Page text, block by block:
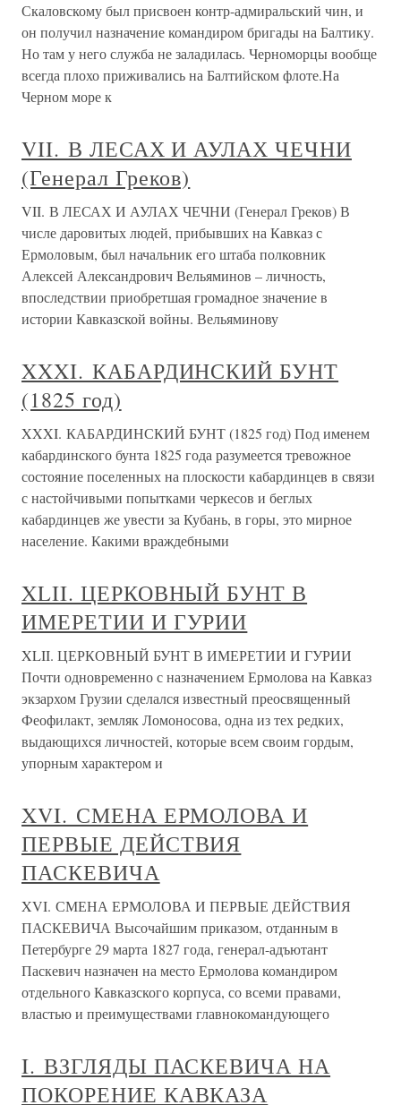
Скаловскому был присвоен контр-адмиральский чин, и
он получил назначение командиром бригады на Балтику.
Но там у него служба не заладилась. Черноморцы вообще
всегда плохо приживались на Балтийском флоте.На
Черном море к
VII. В ЛЕСАХ И АУЛАХ ЧЕЧНИ
(Генерал Греков)
VII. В ЛЕСАХ И АУЛАХ ЧЕЧНИ (Генерал Греков) В
числе даровитых людей, прибывших на Кавказ с
Ермоловым, был начальник его штаба полковник
Алексей Александрович Вельяминов – личность,
впоследствии приобретшая громадное значение в
истории Кавказской войны. Вельяминову
XXXI. КАБАРДИНСКИЙ БУНТ
(1825 год)
XXXI. КАБАРДИНСКИЙ БУНТ (1825 год) Под именем
кабардинского бунта 1825 года разумеется тревожное
состояние поселенных на плоскости кабардинцев в связи
с настойчивыми попытками черкесов и беглых
кабардинцев же увести за Кубань, в горы, это мирное
население. Какими враждебными
XLII. ЦЕРКОВНЫЙ БУНТ В
ИМЕРЕТИИ И ГУРИИ
XLII. ЦЕРКОВНЫЙ БУНТ В ИМЕРЕТИИ И ГУРИИ
Почти одновременно с назначением Ермолова на Кавказ
экзархом Грузии сделался известный преосвященный
Феофилакт, земляк Ломоносова, одна из тех редких,
выдающихся личностей, которые всем своим гордым,
упорным характером и
XVI. СМЕНА ЕРМОЛОВА И
ПЕРВЫЕ ДЕЙСТВИЯ
ПАСКЕВИЧА
XVI. СМЕНА ЕРМОЛОВА И ПЕРВЫЕ ДЕЙСТВИЯ
ПАСКЕВИЧА Высочайшим приказом, отданным в
Петербурге 29 марта 1827 года, генерал-адъютант
Паскевич назначен на место Ермолова командиром
отдельного Кавказского корпуса, со всеми правами,
властью и преимуществами главнокомандующего
I. ВЗГЛЯДЫ ПАСКЕВИЧА НА
ПОКОРЕНИЕ КАВКАЗА